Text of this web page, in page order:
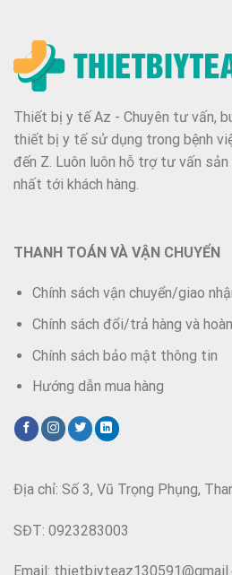
Thiết bị y tế Az - Chuyên tư vấn,
thiết bị y tế sử dụng trong bệnh
đến Z. Luôn luôn hỗ trợ tư vấn
nhất tới khách hàng.
Địa chỉ: Số 3, Vũ Trọng Phụng,
SĐT: 0923283003
Email:
THANH TOÁN VÀ VẬN CHUYỂN
Chính sách vận chuyển/giao
Chính sách đổi/trả hàng và
Chính sách bảo mật thông tin
Hướng dẫn mua hàng